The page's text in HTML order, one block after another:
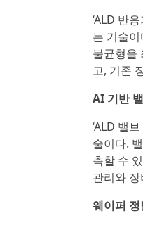
‘ALD 반
는 기술
불균형을
고, 기존
AI 기반
‘ALD 밸
술이다.
측할 수
관리와
웨이퍼